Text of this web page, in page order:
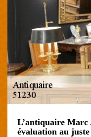
L’antiquaire Marc
évaluation au